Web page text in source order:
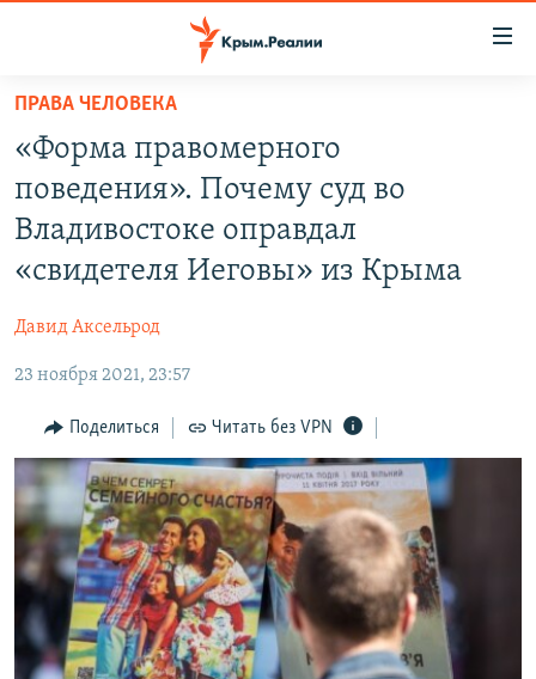
Вернуться
основному
содержанию
Вернутся
главной
Вернутся
СПЕЦПРОЕКТЫ
КАРТА ВОЕННЫХ ОБЪЕКТОВ КРЫМА
ВОДА
ИНТЕРАКТИВ
ИНФОГРАФИКА
ТЕЛЕПРОЕКТ КРЫМ.РЕАЛИИ
СОВЕТЫ ПРАВОЗАЩИТНИКОВ
ПРОПАВШИЕ БЕЗ ВЕСТИ
ПОБЕДИТЕЛЕЙ НЕ СУДЯТ?
КРЫМ.НЕПОКОРЕННЫЙ
ELIFBE
РАДІО СВОБОДА
КАК ОБОЙТИ БЛОКИРОВКУ
Qırımtatar
ПРИСОЕДИНЯЙТЕСЬ!
ПРАВА ЧЕЛОВЕКА
«Форма правомерного
поведения». Почему суд во
Владивостоке оправдал
«свидетеля Иеговы» из Крыма
Давид Аксельрод
23 ноября 2021, 23:57
Поделиться Читать без VPN